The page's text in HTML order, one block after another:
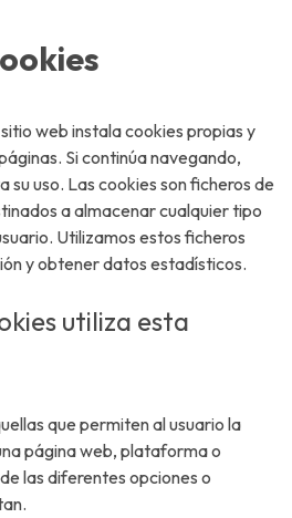
web instala cookies propias y
Si continúa navegando,
su uso. Las cookies son ficheros de
a almacenar cualquier tipo
Utilizamos estos ficheros
y obtener datos estadísticos.
utiliza esta
que permiten al usuario la
página web, plataforma o
las diferentes opciones o